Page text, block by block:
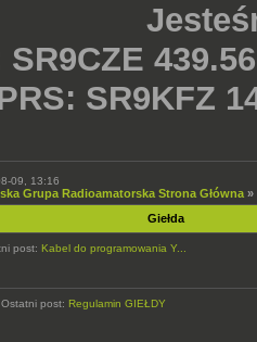
SR9CZE
SR9KFZ
09, 13:16
Grupa Radioamatorska Strona Główna »
Giełda
post: Kabel do programowania Y...
Ostatni post: Regulamin GIEŁDY